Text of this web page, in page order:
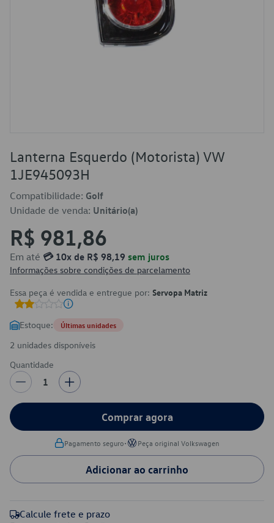
Lanterna Esquerdo (Motorista) VW
1JE945093H
Compatibilidade: Golf
Unidade de venda: Unitário(a)
R$ 981,86
Em até 💳 10x de R$ 98,19 sem juros
Informações sobre condições de parcelamento
Essa peça é vendida e entregue por: Servopa Matriz
Estoque: Últimas unidades
2 unidades disponíveis
Quantidade
1
Comprar agora
Pagamento seguro• Peça original Volkswagen
Adicionar ao carrinho
Calcule frete e prazo